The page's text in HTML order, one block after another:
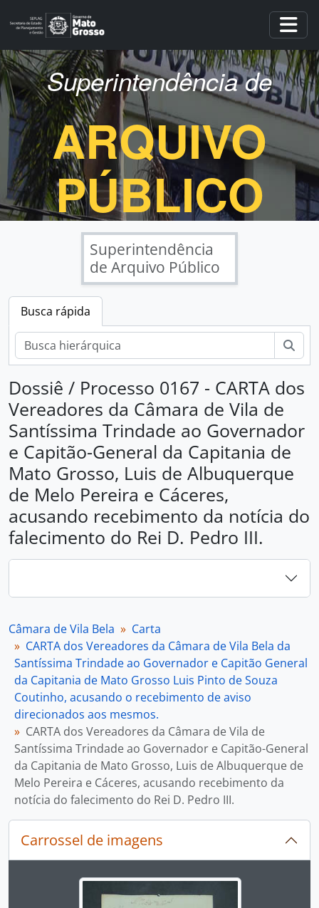
Skip to main content
Superintendência de
ARQUIVO
PÚBLICO
Superintendência
de Arquivo Público
Busca rápida
Dossiê / Processo 0167 - CARTA dos
Vereadores da Câmara de Vila de
Santíssima Trindade ao Governador
e Capitão-General da Capitania de
Mato Grosso, Luis de Albuquerque
de Melo Pereira e Cáceres,
acusando recebimento da notícia do
falecimento do Rei D. Pedro III.
Câmara de Vila Bela
Carta
CARTA dos Vereadores da Câmara de Vila Bela da
Santíssima Trindade ao Governador e Capitão General
da Capitania de Mato Grosso Luis Pinto de Souza
Coutinho, acusando o recebimento de aviso
direcionados aos mesmos.
CARTA dos Vereadores da Câmara de Vila de
Santíssima Trindade ao Governador e Capitão-General
da Capitania de Mato Grosso, Luis de Albuquerque de
Melo Pereira e Cáceres, acusando recebimento da
notícia do falecimento do Rei D. Pedro III.
Carrossel de imagens
Ao alterar o slide atual deste carrossel, o título